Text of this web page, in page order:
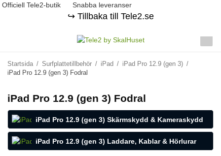
Officiell Tele2-butik Snabba leveranser
↪️ Tillbaka till Tele2.se
Startsida / Surfplattetillbehör / iPad / iPad Pro 12.9 (gen 3) /
iPad Pro 12.9 (gen 3) Fodral
iPad Pro 12.9 (gen 3) Fodral
iPad Pro 12.9 (gen 3) Skärmskydd & Kameraskydd
iPad Pro 12.9 (gen 3) Laddare, Kablar & Hörlurar